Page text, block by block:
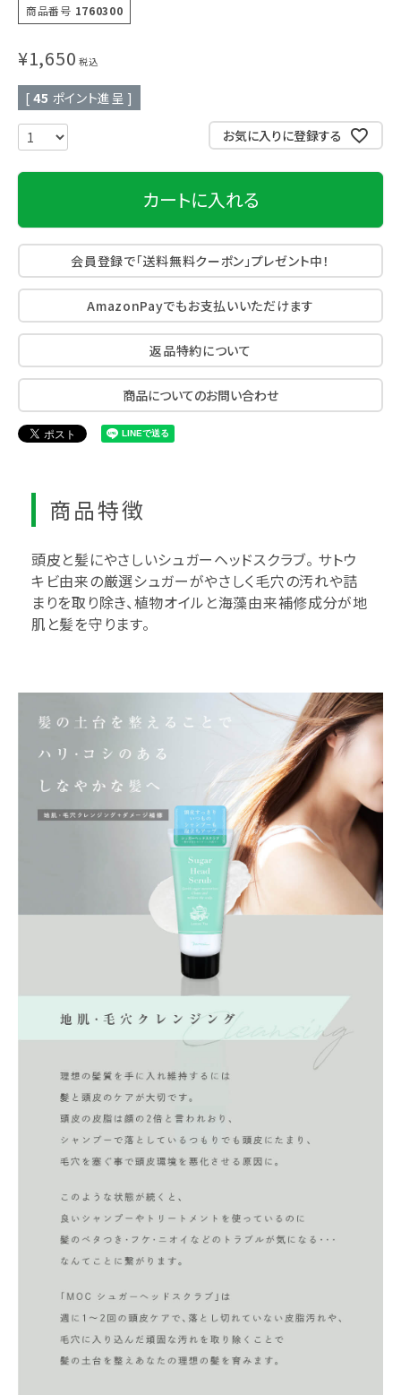
商品番号 1760300
¥1,650 税込
[ 45 ポイント進呈 ]
お気に入りに登録する
カートに入れる
会員登録で「送料無料クーポン」プレゼント中！
AmazonPayでもお支払いいただけます
返品特約について
商品についてのお問い合わせ
商品特徴
頭皮と髪にやさしいシュガーヘッドスクラブ。 サトウ
キビ由来の厳選シュガーがやさしく毛穴の汚れや詰
まりを取り除き、植物オイルと海藻由来補修成分が地
肌と髪を守ります。